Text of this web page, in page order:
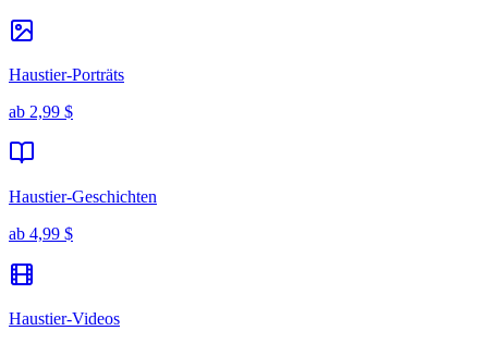
Haustier-Porträts
ab 2,99 $
Haustier-Geschichten
ab 4,99 $
Haustier-Videos